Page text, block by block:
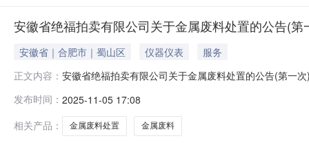
安徽省绝福拍卖有限公司关于金属废料处置的公告(
安徽省｜合肥市｜蜀山区 仪器仪表
服务
正文内容： 安徽省绝福拍卖有限公司关于金属废料处置的公告(第一
何解释，标的物因存放时间年限已久来源某厂家设备仪
话联系。2、标的物地址：因标的物库房涉及全
发布时间： 2025-11-05 17:08
相关产品：
金属废料处置 金属废料